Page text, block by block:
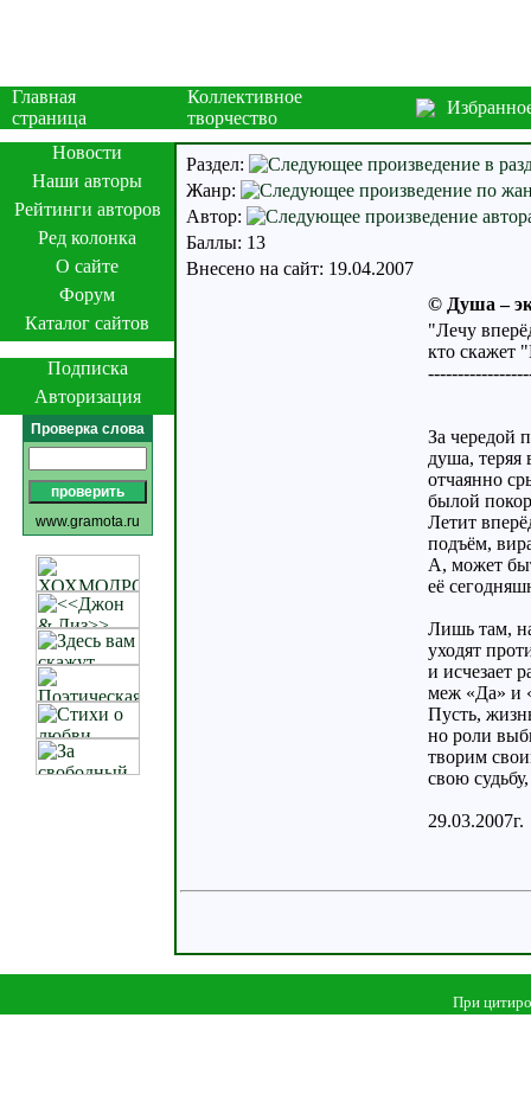
Главная
страница
Коллективное
творчество
Новости
Наши авторы
Рейтинги авторов
Ред колонка
О сайте
Форум
Каталог сайтов
Подписка
Авторизация
Проверка слова
www.gramota.ru
Раздел:
Жанр:
Автор:
Баллы: 13
Внесено на сайт: 19.04.2007
© Душа –
"Лечу
кто скажет
За чередой
душа, теряя
отчаянно
былой
Летит
подъём,
А, может
её
Лишь там,
уходят
и исчезает
меж «Да» и
Пусть,
но роли
творим
свою
29.03.2007г.
При